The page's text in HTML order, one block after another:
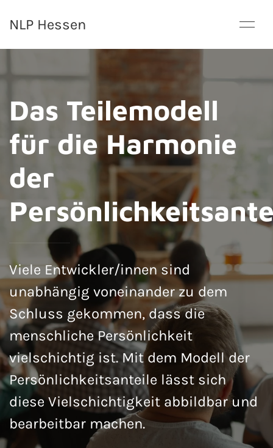
NLP Hessen
Das Teilemodell
für die Harmonie
der
Viele Entwickler/innen sind
unabhängig voneinander zu dem
Schluss gekommen, dass die
menschliche Persönlichkeit
vielschichtig ist. Mit dem Modell der
Persönlichkeitsanteile lässt sich
diese Vielschichtigkeit abbildbar und
bearbeitbar machen.